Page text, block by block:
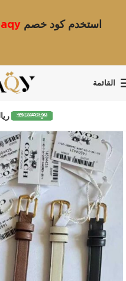
استخدم كود خصم
القائمة